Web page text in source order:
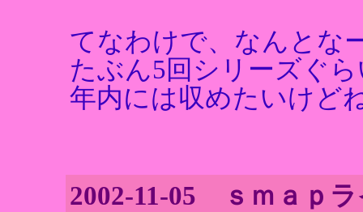
てなわけで、なんとな
たぶん5回シリーズぐ
年内には収めたいけど
2002-11-05 ｓｍａｐ